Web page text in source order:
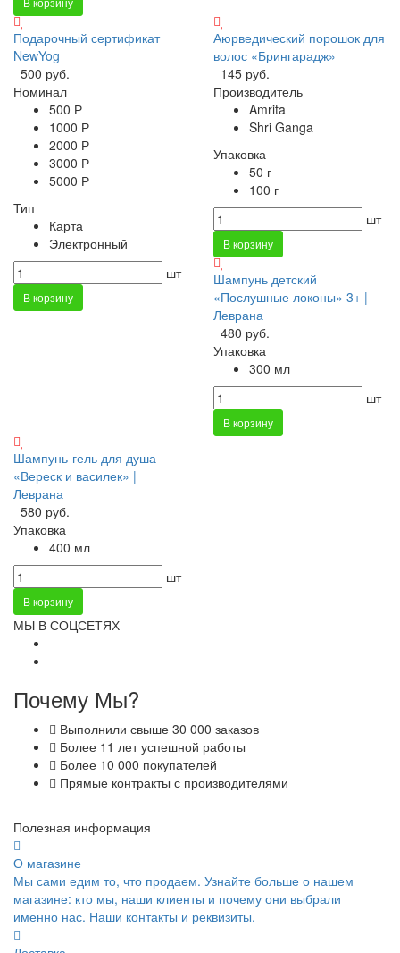
Подарочный сертификат
NewYog
500 руб.
Номинал
500 Р
1000 Р
2000 Р
3000 Р
5000 Р
Тип
Карта
Электронный
шт
В корзину
Аюрведический порошок для
волос «Брингарадж»
145 руб.
Производитель
Amrita
Shri Ganga
Упаковка
50 г
100 г
шт
В корзину
Шампунь детский
«Послушные локоны» 3+ |
Леврана
480 руб.
Упаковка
300 мл
шт
В корзину
Шампунь-гель для душа
«Вереск и василек» |
Леврана
580 руб.
Упаковка
400 мл
шт
В корзину
МЫ В СОЦСЕТЯХ
Почему Мы?
Выполнили свыше 30 000 заказов
Более 11 лет успешной работы
Более 10 000 покупателей
Прямые контракты с производителями
Полезная информация
О магазине
Мы сами едим то, что продаем. Узнайте больше о нашем
магазине: кто мы, наши клиенты и почему они выбрали
именно нас. Наши контакты и реквизиты.